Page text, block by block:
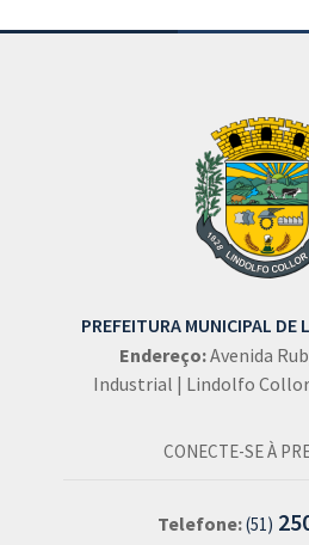
PREFEITURA MUNICIPAL DE
Endereço:Avenida
Industrial | Lindolfo Collor
CONECTE-SE À
Telefone:(51)